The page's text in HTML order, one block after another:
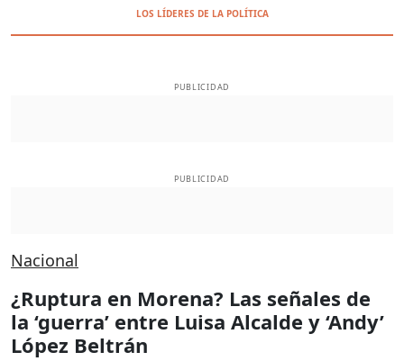
LOS LÍDERES DE LA POLÍTICA
PUBLICIDAD
PUBLICIDAD
Nacional
¿Ruptura en Morena? Las señales de
la ‘guerra’ entre Luisa Alcalde y ‘Andy’
López Beltrán